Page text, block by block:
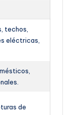
techos,
eléctricas,
de